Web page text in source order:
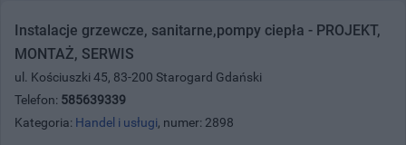
Instalacje grzewcze, sanitarne,pompy ciepła - PROJEKT,
MONTAŻ, SERWIS
ul. Kościuszki 45, 83-200 Starogard Gdański
Telefon: 585639339
Kategoria: Handel i usługi, numer: 2898